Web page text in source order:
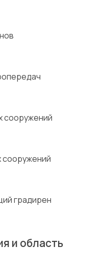
сооружений
сооружений
градирен
и область